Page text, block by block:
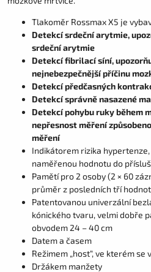
Tlakoměr Rossmax X5 je
Detekcí srdeční arytmie,
srdeční arytmie
Detekcí fibrilací síní,
nejnebezpečnější příčinu
Detekcí předčasných
Detekcí správně nasazené
Detekcí pohybu ruky během
nepřesnost měření
měření
Indikátorem rizika
naměřenou hodnotu do
Pamětí pro 2 osoby (2 × 60
průměr z posledních tří
Patentovanou univerzální
kónického tvaru, velmi dobře
obvodem 24 – 40 cm
Datem a časem
Režimem „host“, ve kterém
Držákem manžety